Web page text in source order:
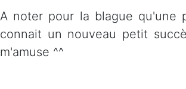
A noter pour la blague qu'une
connait un nouveau petit
m'amuse ^^